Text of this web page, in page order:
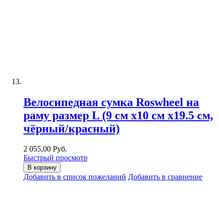
Велосипедная сумка Roswheel на
раму размер L (9 см х10 см х19.5 см,
чёрный/красный)
2 055,00 Руб.
Быстрый просмотр
В корзину
Добавить в список пожеланий Добавить в сравнение